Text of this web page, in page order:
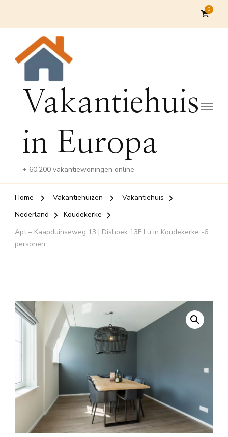
0
Vakantiehuis
in Europa
+ 60,200 vakantiewoningen online
Home Vakantiehuizen
Vakantiehuis
Nederland
Koudekerke
Apt – Kaapduinseweg 13 | Dishoek 13F Lu in Koudekerke -6
personen